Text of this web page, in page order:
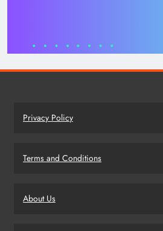
Privacy Policy
Terms and Conditions
About Us